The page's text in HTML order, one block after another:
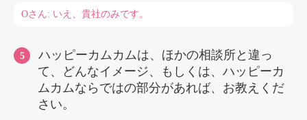
Oさん: いえ、貴社のみです。
ハッピーカムカムは、ほかの相談所と違っ
て、どんなイメージ、もしくは、ハッピーカ
ムカムならではの部分があれば、お教えくだ
さい。